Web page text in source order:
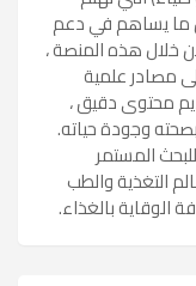
ما يساهم في دعم
هذه المنصة ،
مصادر علمية
محتوى دقيق ،
وجودة حياته.
المستمر
التغذية والطب
الوقاية بالغذاء.